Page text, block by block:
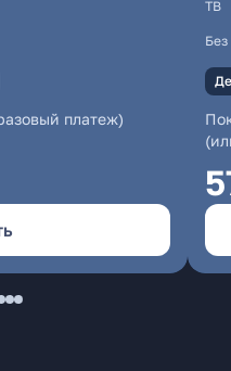
платеж)
ТВ